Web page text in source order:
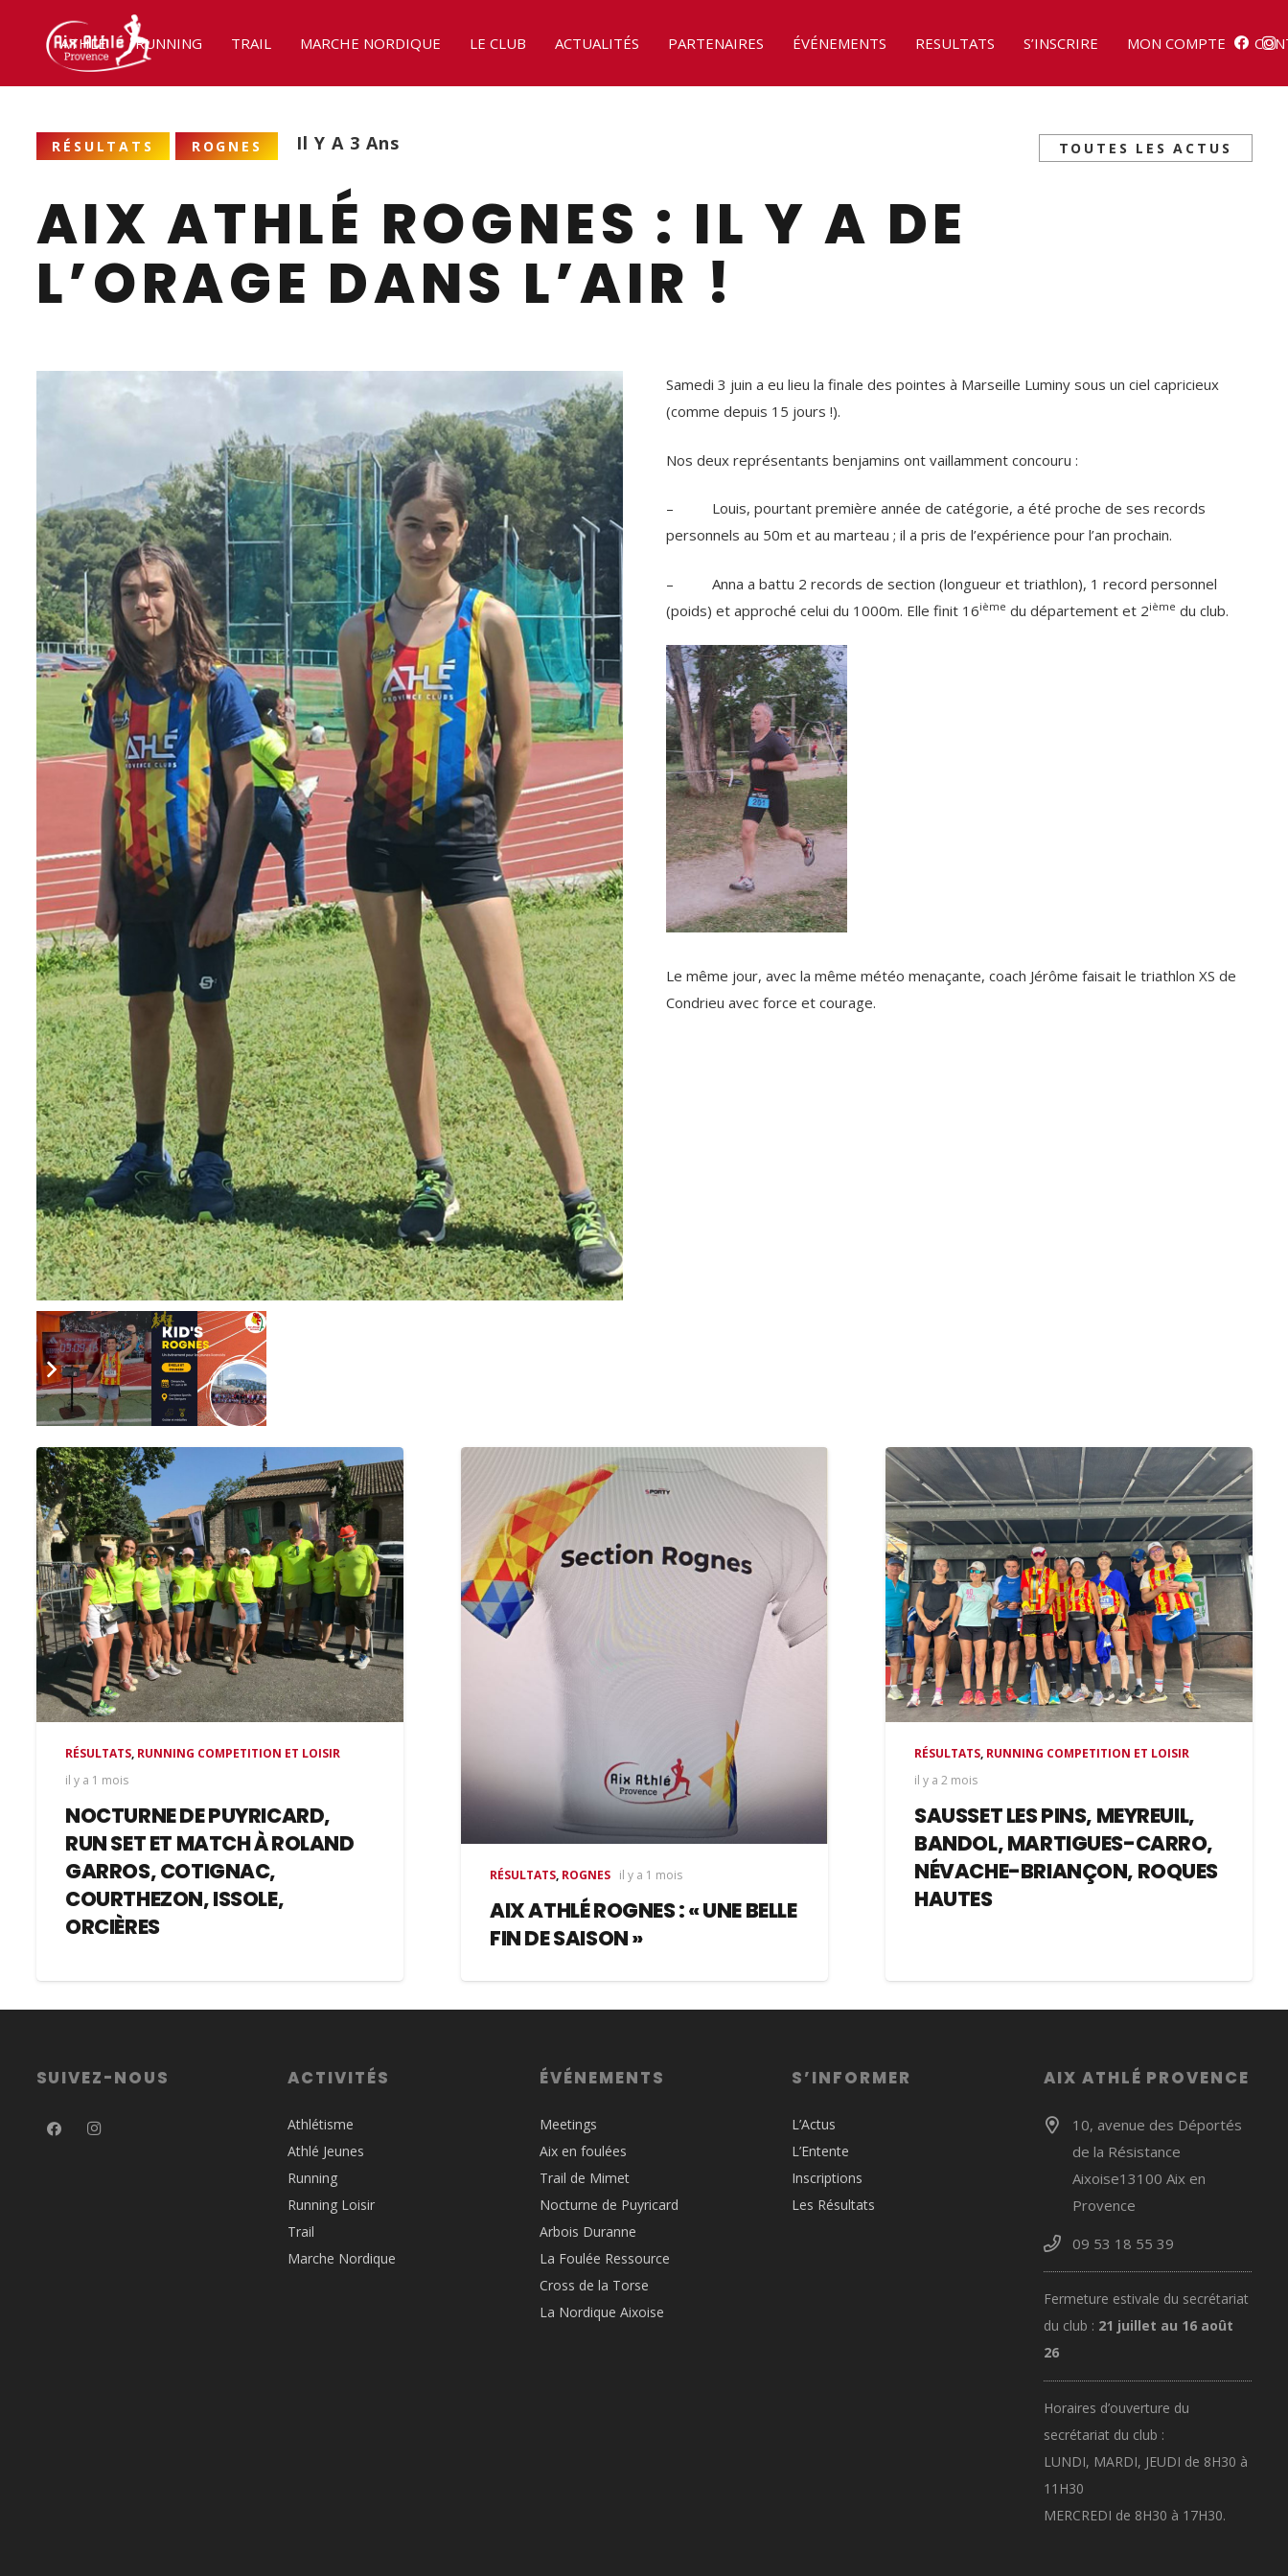
ATHLÉ RUNNING TRAIL MARCHE NORDIQUE LE CLUB ACTUALITÉS PARTENAIRES ÉVÉNEMENTS RESULTATS S’INSCRIRE MON COMPTE
RÉSULTATS ROGNES Il Y A 3 Ans TOUTES LES ACTUS
AIX ATHLÉ ROGNES : IL Y A DE
L’ORAGE DANS L’AIR !
Samedi 3 juin a eu lieu la finale des pointes à Marseille Luminy sous un ciel capricieux
(comme depuis 15 jours !).
Nos deux représentants benjamins ont vaillamment concouru :
– Louis, pourtant première année de catégorie, a été proche de ses records
personnels au 50m et au marteau ; il a pris de l’expérience pour l’an prochain.
– Anna a battu 2 records de section (longueur et triathlon), 1 record personnel
(poids) et approché celui du 1000m. Elle finit 16ième du département et 2ième du club.
Le même jour, avec la même météo menaçante, coach Jérôme faisait le triathlon XS de
Condrieu avec force et courage.
ET AUSSI…
RÉSULTATS, RUNNING COMPETITION ET LOISIR
il y a 1 mois
NOCTURNE DE PUYRICARD,
RUN SET ET MATCH À ROLAND
GARROS, COTIGNAC,
COURTHEZON, ISSOLE,
ORCIÈRES
RÉSULTATS, ROGNES il y a 1 mois
AIX ATHLÉ ROGNES : « UNE BELLE
FIN DE SAISON »
RÉSULTATS, RUNNING COMPETITION ET LOISIR
il y a 2 mois
SAUSSET LES PINS, MEYREUIL,
BANDOL, MARTIGUES-CARRO,
NÉVACHE-BRIANÇON, ROQUES
HAUTES
SUIVEZ-NOUS ACTIVITÉS
Athlétisme
Athlé Jeunes
Running
Running Loisir
Trail
Marche Nordique
ÉVÉNEMENTS
Meetings
Aix en foulées
Trail de Mimet
Nocturne de Puyricard
Arbois Duranne
La Foulée Ressource
Cross de la Torse
La Nordique Aixoise
S’INFORMER
L’Actus
L’Entente
Inscriptions
Les Résultats
AIX ATHLÉ PROVENCE
10, avenue des Déportés
de la Résistance
Aixoise13100 Aix en
Provence
09 53 18 55 39
Fermeture estivale du secrétariat
du club : 21 juillet au 16 août
26
Horaires d’ouverture du
secrétariat du club :
LUNDI, MARDI, JEUDI de 8H30 à
11H30
MERCREDI de 8H30 à 17H30.